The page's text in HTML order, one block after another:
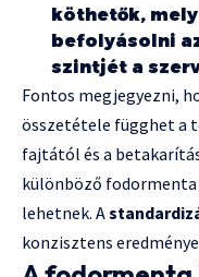
köthetők,
befolyásolni
szintjét a
Fontos megjegyezni,
összetétele függhet a
fajtától és a
különböző
lehetnek. A
konzisztens